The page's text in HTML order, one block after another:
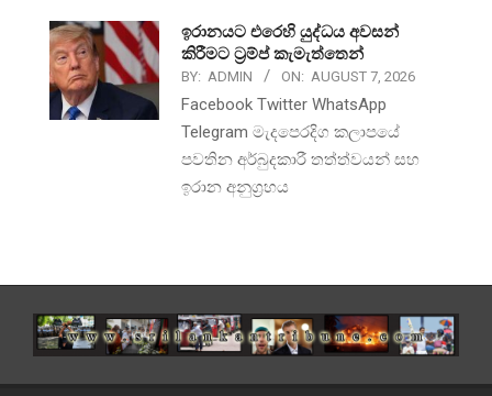
ඉරානයට එරෙහි යුද්ධය අවසන්
කිරීමට ට්‍රම්ප් කැමැත්තෙන්
BY: ADMIN ON: AUGUST 7, 2026
Facebook Twitter WhatsApp
Telegram මැදපෙරදිග කලාපයේ
පවතින අර්බුදකාරී තත්ත්වයන් සහ
ඉරාන අනුග්‍රහය